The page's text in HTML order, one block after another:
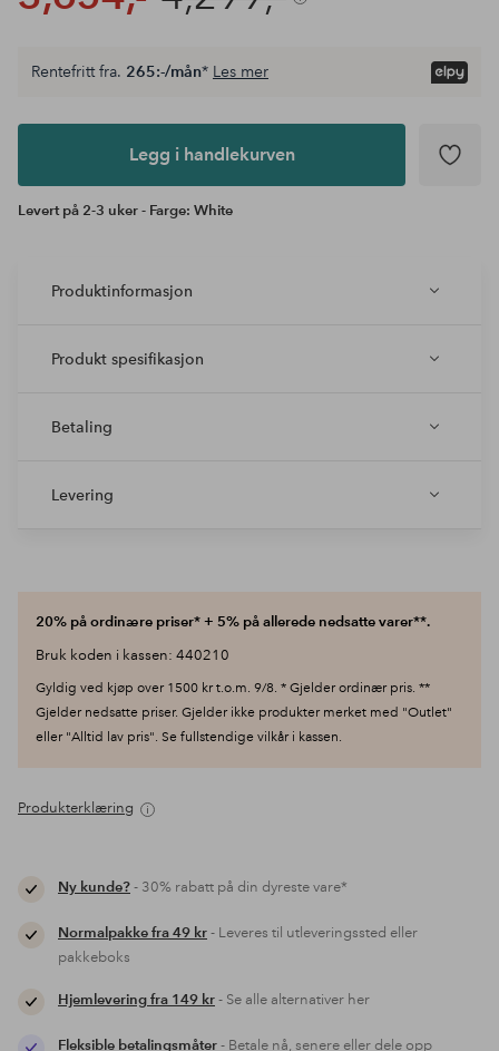
Legg i
Rentefritt fra. 265:-/mån* Les mer
Legg i handlekurven
Levert på 2-3 uker - Farge: White
Produktinformasjon
Produkt spesifikasjon
Betaling
Levering
20% på ordinære priser* + 5% på allerede nedsatte varer**.
Bruk koden i kassen: 440210
Gyldig ved kjøp over 1500 kr t.o.m. 9/8. * Gjelder ordinær pris. **
Gjelder nedsatte priser. Gjelder ikke produkter merket med "Outlet"
eller "Alltid lav pris". Se fullstendige vilkår i kassen.
Produkterklæring
Ny kunde?- 30% rabatt på din dyreste vare*
Normalpakke fra 49 kr- Leveres til utleveringssted eller
pakkeboks
Hjemlevering fra 149 kr- Se alle alternativer her
Fleksible betalingsmåter- Betale nå, senere eller dele opp